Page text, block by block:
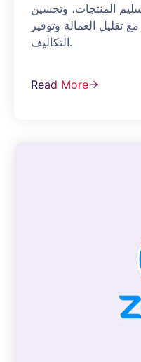
المنتجات، وتحسين
العمالة وتوفير
التكاليف.
Read More